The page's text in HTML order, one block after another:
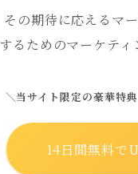
の期待に応えるマ
るためのマーケテ
＼当サイト限定の豪華特
14日間無料で